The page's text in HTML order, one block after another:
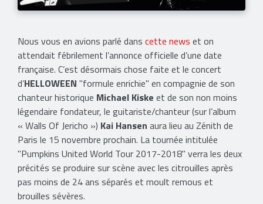
Nous vous en avions parlé dans cette news et on
attendait fébrilement l’annonce officielle d’une date
française. C’est désormais chose faite et le concert
d’HELLOWEEN "formule enrichie" en compagnie de son
chanteur historique Michael Kiske et de son non moins
légendaire fondateur, le guitariste/chanteur (sur l’album
« Walls Of Jericho ») Kai Hansen aura lieu au Zénith de
Paris le 15 novembre prochain. La tournée intitulée
"Pumpkins United World Tour 2017-2018" verra les deux
précités se produire sur scène avec les citrouilles après
pas moins de 24 ans séparés et moult remous et
brouilles sévères.